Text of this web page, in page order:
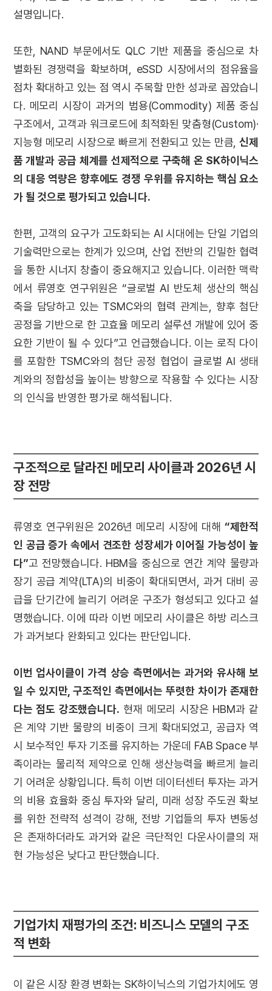
설명입니다.
또한, NAND 부문에서도 QLC 기반 제품을 중심으로 차
별화된 경쟁력을 확보하며, eSSD 시장에서의 점유율을
점차 확대하고 있는 점 역시 주목할 만한 성과로 꼽았습니
다. 메모리 시장이 과거의 범용(Commodity) 제품 중심
구조에서, 고객과 워크로드에 최적화된 맞춤형(Custom)·
지능형 메모리 시장으로 빠르게 전환되고 있는 만큼,신제
품 개발과 공급 체계를 선제적으로 구축해 온 SK하이닉스
의 대응 역량은 향후에도 경쟁 우위를 유지하는 핵심 요소
가 될 것으로 평가되고 있습니다.
한편, 고객의 요구가 고도화되는 AI 시대에는 단일 기업의
기술력만으로는 한계가 있으며, 산업 전반의 긴밀한 협력
을 통한 시너지 창출이 중요해지고 있습니다. 이러한 맥락
에서 류영호 연구위원은 “글로벌 AI 반도체 생산의 핵심
축을 담당하고 있는 TSMC와의 협력 관계는, 향후 첨단
공정을 기반으로 한 고효율 메모리 설루션 개발에 있어 중
요한 기반이 될 수 있다”고 언급했습니다. 이는 로직 다이
를 포함한 TSMC와의 첨단 공정 협업이 글로벌 AI 생태
계와의 정합성을 높이는 방향으로 작용할 수 있다는 시장
의 인식을 반영한 평가로 해석됩니다.
구조적으로 달라진 메모리 사이클과 2026년 시
장 전망
류영호 연구위원은 2026년 메모리 시장에 대해 “제한적
인 공급 증가 속에서 견조한 성장세가 이어질 가능성이 높
다”고 전망했습니다. HBM을 중심으로 연간 계약 물량과
장기 공급 계약(LTA)의 비중이 확대되면서, 과거 대비 공
급을 단기간에 늘리기 어려운 구조가 형성되고 있다고 설
명했습니다. 이에 따라 이번 메모리 사이클은 하방 리스크
가 과거보다 완화되고 있다는 판단입니다.
이번 업사이클이 가격 상승 측면에서는 과거와 유사해 보
일 수 있지만, 구조적인 측면에서는 뚜렷한 차이가 존재한
다는 점도 강조했습니다. 현재 메모리 시장은 HBM과 같
은 계약 기반 물량의 비중이 크게 확대되었고, 공급자 역
시 보수적인 투자 기조를 유지하는 가운데 FAB Space 부
족이라는 물리적 제약으로 인해 생산능력을 빠르게 늘리
기 어려운 상황입니다. 특히 이번 데이터센터 투자는 과거
의 비용 효율화 중심 투자와 달리, 미래 성장 주도권 확보
를 위한 전략적 성격이 강해, 전방 기업들의 투자 변동성
은 존재하더라도 과거와 같은 극단적인 다운사이클의 재
현 가능성은 낮다고 판단했습니다.
기업가치 재평가의 조건: 비즈니스 모델의 구조
적 변화
이 같은 시장 환경 변화는 SK하이닉스의 기업가치에도 영